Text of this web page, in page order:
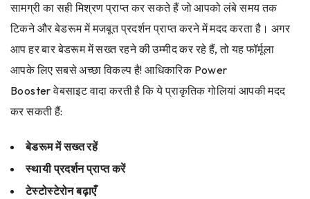
सामग्री का सही मिश्रण प्राप्त कर सकते हैं जो आपको लंबे समय तक
टिकने और बेडरूम में मजबूत प्रदर्शन प्राप्त करने में मदद करता है। अगर
आप हर बार बेडरूम में सख्त रहने की उम्मीद कर रहे हैं, तो यह फॉर्मूला
आपके लिए सबसे अच्छा विकल्प है! आधिकारिक Power
Booster वेबसाइट वादा करती है कि ये प्राकृतिक गोलियां आपकी मदद
कर सकती हैं:
बेडरूम में सख्त रहें
स्थायी प्रदर्शन प्राप्त करें
टेस्टोस्टेरोन बढ़ाएँ